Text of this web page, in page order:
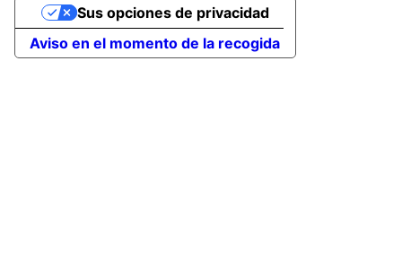
Aviso en el momento de la recogida
Sus opciones de privacidad